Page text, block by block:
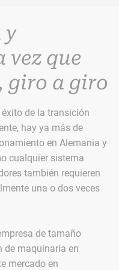
y
vez que
giro a giro
de la transición
hay ya más de
en Alemania y
cualquier sistema
también requieren
una o dos veces
de tamaño
de maquinaria en
mercado en